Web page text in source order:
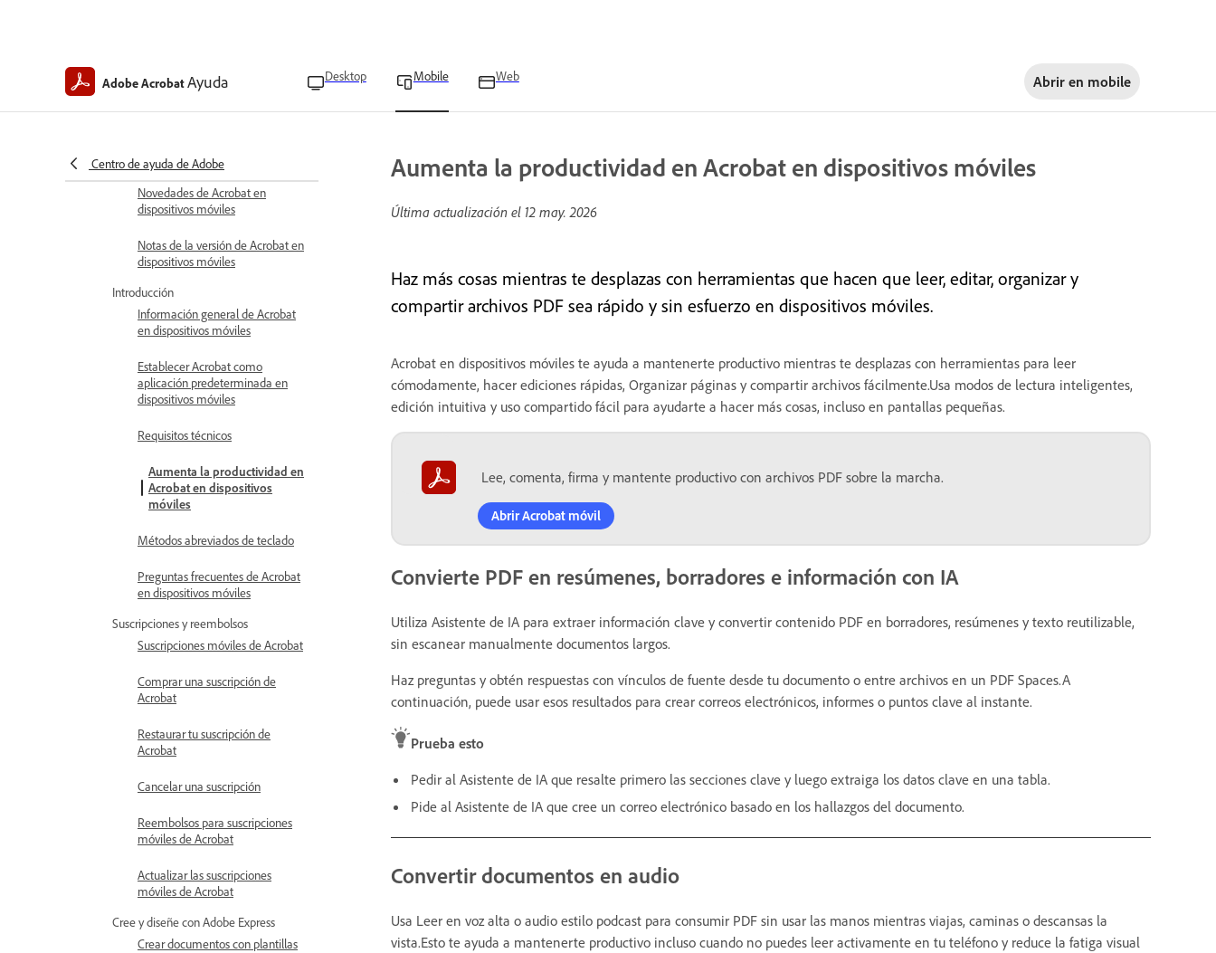
Adobe AcrobatAyuda Desktop Mobile Web Abrir en mobile
Centro de ayuda de Adobe
Novedades
Novedades de Acrobat en
dispositivos móviles
Notas de la versión de Acrobat en
dispositivos móviles
Introducción
Información general de Acrobat
en dispositivos móviles
Establecer Acrobat como
aplicación predeterminada en
dispositivos móviles
Requisitos técnicos
Aumenta la productividad en
Acrobat en dispositivos
móviles
Métodos abreviados de teclado
Preguntas frecuentes de Acrobat
en dispositivos móviles
Suscripciones y reembolsos
Suscripciones móviles de Acrobat
Comprar una suscripción de
Acrobat
Restaurar tu suscripción de
Acrobat
Cancelar una suscripción
Reembolsos para suscripciones
móviles de Acrobat
Actualizar las suscripciones
móviles de Acrobat
Cree y diseñe con Adobe Express
Crear documentos con plantillas
Aumenta la productividad en Acrobat en dispositivos móviles
Última actualización el 12 may. 2026
Haz más cosas mientras te desplazas con herramientas que hacen que leer, editar, organizar y
compartir archivos PDF sea rápido y sin esfuerzo en dispositivos móviles.
Acrobat en dispositivos móviles te ayuda a mantenerte productivo mientras te desplazas con herramientas para leer
cómodamente, hacer ediciones rápidas, Organizar páginas y compartir archivos fácilmente.Usa modos de lectura inteligentes,
edición intuitiva y uso compartido fácil para ayudarte a hacer más cosas, incluso en pantallas pequeñas.
Lee, comenta, firma y mantente productivo con archivos PDF sobre la marcha.
Abrir Acrobat móvil
Convierte PDF en resúmenes, borradores e información con IA
Utiliza Asistente de IA para extraer información clave y convertir contenido PDF en borradores, resúmenes y texto reutilizable,
sin escanear manualmente documentos largos.
Haz preguntas y obtén respuestas con vínculos de fuente desde tu documento o entre archivos en un PDF Spaces.A
continuación, puede usar esos resultados para crear correos electrónicos, informes o puntos clave al instante.
Prueba esto
Pedir al Asistente de IA que resalte primero las secciones clave y luego extraiga los datos clave en una tabla.
Pide al Asistente de IA que cree un correo electrónico basado en los hallazgos del documento.
Convertir documentos en audio
Usa Leer en voz alta o audio estilo podcast para consumir PDF sin usar las manos mientras viajas, caminas o descansas la
vista.Esto te ayuda a mantenerte productivo incluso cuando no puedes leer activamente en tu teléfono y reduce la fatiga visual